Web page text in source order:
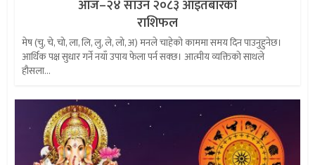
आज–२४ साउन २०८३ आइतबारको
राशिफल
मेष (चु, चे, चो, ला, लि, लु, ले, लो, अ) मनले चाहेको काममा समय दिन पाउनुहुनेछ।
आर्थिक पक्ष सुधार गर्ने नयाँ उपाय फेला पर्न सक्छ। आत्मीय व्यक्तिको साथले
हौसला...